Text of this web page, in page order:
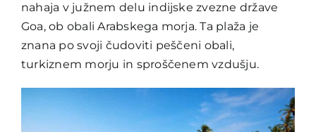
nahaja v južnem delu indijske zvezne države
Goa, ob obali Arabskega morja. Ta plaža je
znana po svoji čudoviti peščeni obali,
turkiznem morju in sproščenem vzdušju.